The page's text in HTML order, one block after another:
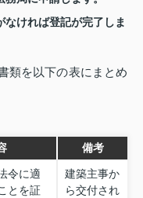
なければ登記が完了しま
類を以下の表にまとめ
備考
令に適
とを証
建築主事か
ら交付され